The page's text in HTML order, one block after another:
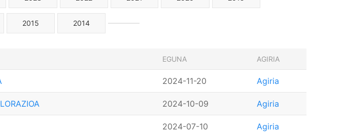
2015 2014
EGUNA AGIRIA
2024-11-20 Agiria
2024-10-09 Agiria
2024-07-10 Agiria